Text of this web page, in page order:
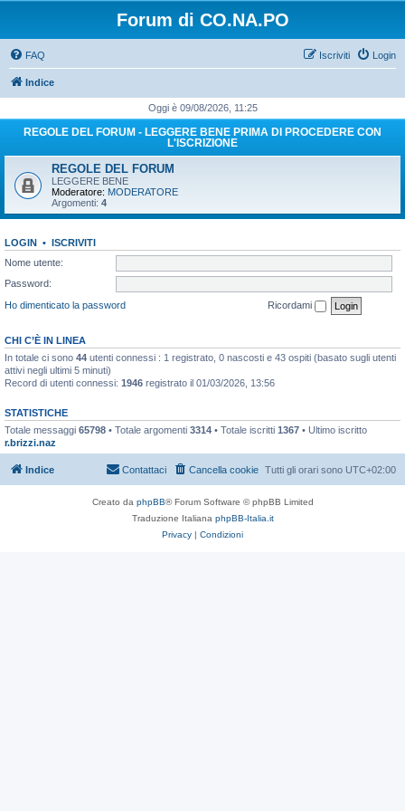
Forum di CO.NA.PO
FAQ Login
Iscriviti
Indice
Oggi è 09/08/2026, 11:25
REGOLE DEL FORUM - LEGGERE BENE PRIMA DI PROCEDERE CON
L'ISCRIZIONE
REGOLE DEL FORUM
LEGGERE BENE
Moderatore: MODERATORE
Argomenti: 4
LOGIN • ISCRIVITI
Nome utente:
Password:
Ho dimenticato la password
Ricordami
CHI C’È IN LINEA
In totale ci sono 44 utenti connessi : 1 registrato, 0 nascosti e 43 ospiti (basato sugli utenti
attivi negli ultimi 5 minuti)
Record di utenti connessi: 1946 registrato il 01/03/2026, 13:56
STATISTICHE
Totale messaggi 65798 • Totale argomenti 3314 • Totale iscritti 1367 • Ultimo iscritto
r.brizzi.naz
Indice Tutti gli orari sono UTC+02:00
Cancella cookie
Contattaci
Creato da phpBB® Forum Software © phpBB Limited
Traduzione Italiana phpBB-Italia.it
Privacy | Condizioni